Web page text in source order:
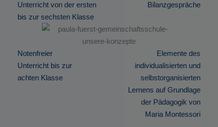
Unterricht von der ersten
bis zur sechsten Klasse
Bilanzgespräche
Notenfreier
Unterricht bis zur
achten Klasse
Elemente des
individualisierten und
selbstorganisierten
Lernens auf Grundlage
der Pädagogik von
Maria Montessori